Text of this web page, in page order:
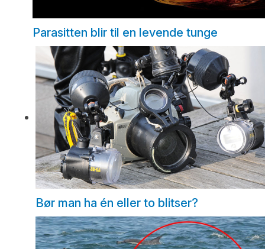
Parasitten blir til en levende tunge
Bør man ha én eller to blitser?